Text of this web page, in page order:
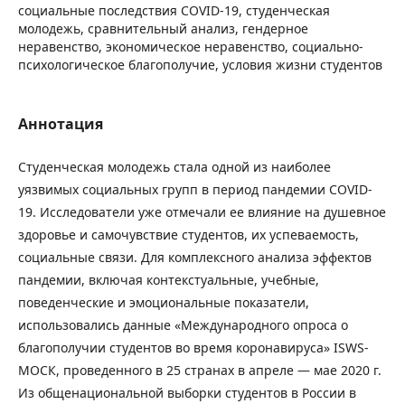
социальные последствия COVID-19, студенческая
молодежь, сравнительный анализ, гендерное
неравенство, экономическое неравенство, социально-
психологическое благополучие, условия жизни студентов
Аннотация
Студенческая молодежь стала одной из наиболее
уязвимых социальных групп в период пандемии COVID-
19. Исследователи уже отмечали ее влияние на душевное
здоровье и самочувствие студентов, их успеваемость,
социальные связи. Для комплексного анализа эффектов
пандемии, включая контекстуальные, учебные,
поведенческие и эмоциональные показатели,
использовались данные «Международного опроса о
благополучии студентов во время коронавируса» ISWS-
МОСК, проведенного в 25 странах в апреле — мае 2020 г.
Из общенациональной выборки студентов в России в